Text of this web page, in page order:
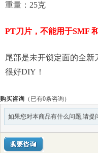
重量：25克
PT刀片，不能用于SMF
尾部是未开锁定面的全
很好DIY！
购买咨询 （已有0条咨询）
如果您对本商品有什么问题,请提